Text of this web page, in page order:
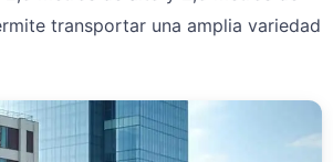
transportar una amplia variedad